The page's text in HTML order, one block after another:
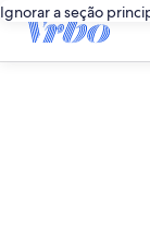
Ignorar a seção